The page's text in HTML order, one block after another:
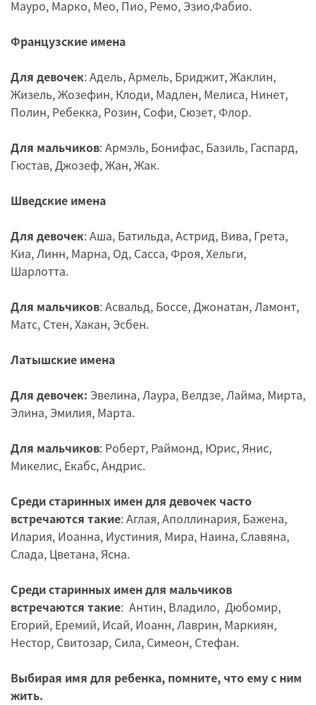
Мауро, Марко, Мео, Пио, Ремо, Эзио,Фабио.
Французские имена
Для девочек: Адель, Армель, Бриджит, Жаклин,
Жизель, Жозефин, Клоди, Мадлен, Мелиса, Нинет,
Полин, Ребекка, Розин, Софи, Сюзет, Флор.
Для мальчиков: Армэль, Бонифас, Базиль, Гаспард,
Гюстав, Джозеф, Жан, Жак.
Шведские имена
Для девочек: Аша, Батильда, Астрид, Вива, Грета,
Киа, Линн, Марна, Од, Сасса, Фроя, Хельги,
Шарлотта.
Для мальчиков: Асвальд, Боссе, Джонатан, Ламонт,
Матс, Стен, Хакан, Эсбен.
Латышские имена
Для девочек: Эвелина, Лаура, Велдзе, Лайма, Мирта,
Элина, Эмилия, Марта.
Для мальчиков: Роберт, Раймонд, Юрис, Янис,
Микелис, Екабс, Андрис.
Среди старинных имен для девочек часто
встречаются такие: Аглая, Аполлинария, Бажена,
Илария, Иоанна, Иустиния, Мира, Наина, Славяна,
Слада, Цветана, Ясна.
Среди старинных имен для мальчиков
встречаются такие: Антин, Владило, Дюбомир,
Егорий, Еремий, Исай, Иоанн, Лаврин, Маркиян,
Нестор, Свитозар, Сила, Симеон, Стефан.
Выбирая имя для ребенка, помните, что ему с ним
жить.